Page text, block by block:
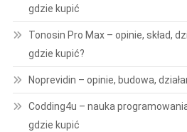
gdzie kupić
Tonosin Pro Max – opinie, skład,
gdzie kupić?
Noprevidin – opinie, budowa,
Codding4u – nauka
gdzie kupić